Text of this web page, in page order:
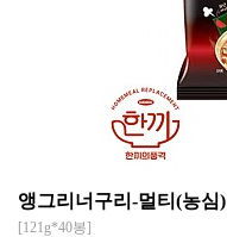
앵그리너구리-멀티(농심)
[121g*40봉]